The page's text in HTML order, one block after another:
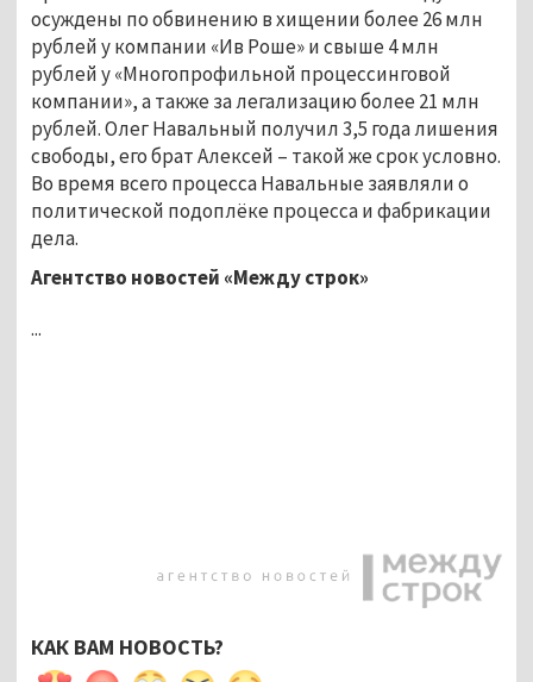
осуждены по обвинению в хищении более 26 млн
рублей у компании «Ив Роше» и свыше 4 млн
рублей у «Многопрофильной процессинговой
компании», а также за легализацию более 21 млн
рублей. Олег Навальный получил 3,5 года лишения
свободы, его брат Алексей – такой же срок условно.
Во время всего процесса Навальные заявляли о
политической подоплёке процесса и фабрикации
дела.
Агентство новостей «Между строк»
...
КАК ВАМ НОВОСТЬ?